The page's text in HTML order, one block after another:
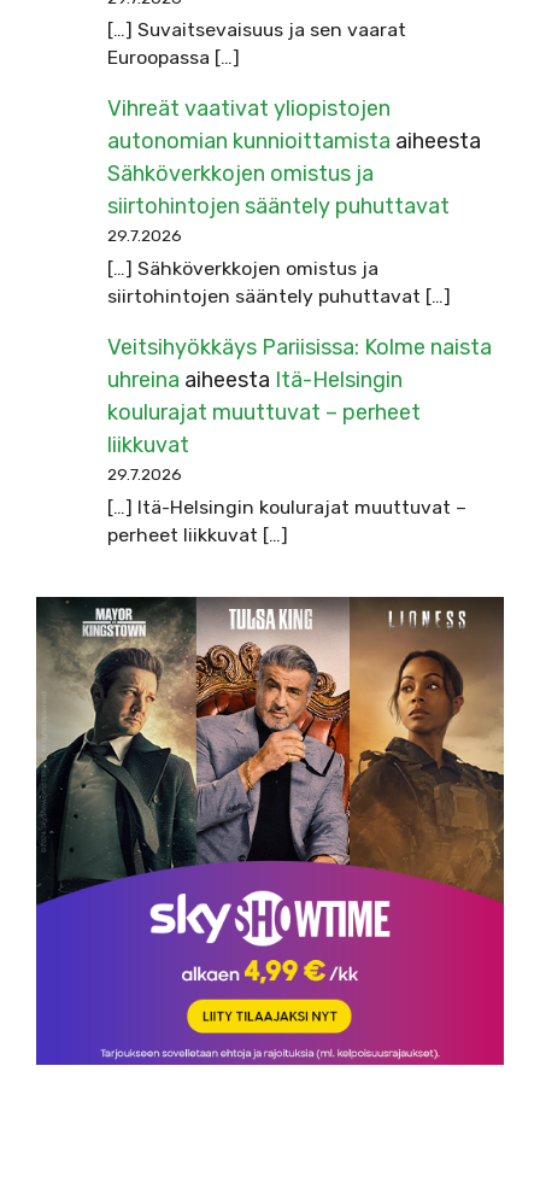
[…] Suvaitsevaisuus ja sen vaarat
Euroopassa […]
Vihreät vaativat yliopistojen
autonomian kunnioittamista aiheesta
Sähköverkkojen omistus ja
siirtohintojen sääntely puhuttavat
29.7.2026
[…] Sähköverkkojen omistus ja
siirtohintojen sääntely puhuttavat […]
Veitsihyökkäys Pariisissa: Kolme naista
uhreina aiheesta Itä-Helsingin
koulurajat muuttuvat – perheet
liikkuvat
29.7.2026
[…] Itä-Helsingin koulurajat muuttuvat –
perheet liikkuvat […]